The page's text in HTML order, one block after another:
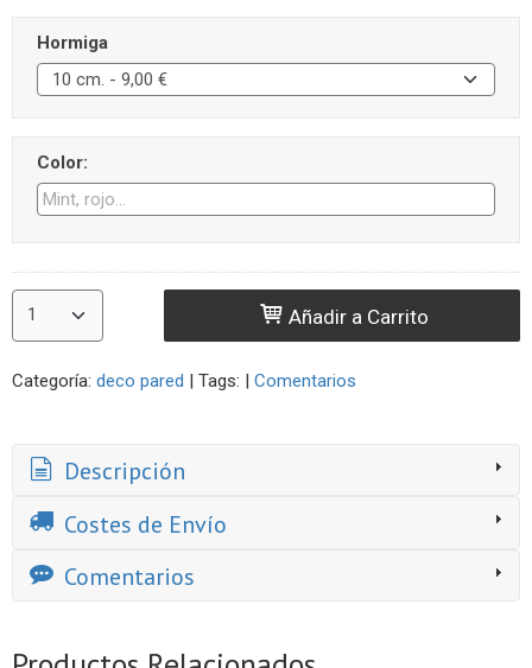
Hormiga
Color:
Añadir a Carrito
Categoría: deco pared | Tags: | Comentarios
Descripción
Costes de Envío
Comentarios